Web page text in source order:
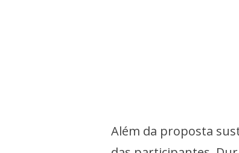
Além da proposta